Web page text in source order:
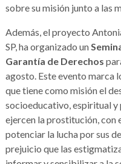
sobre su misión junto a las
Además, el proyecto
SP, ha organizado un
Garantía de Derechos
agosto. Este evento marca
que tiene como misión el
socioeducativo, espiritual
ejercen la prostitución, con
potenciar la lucha por sus
prejuicio que las